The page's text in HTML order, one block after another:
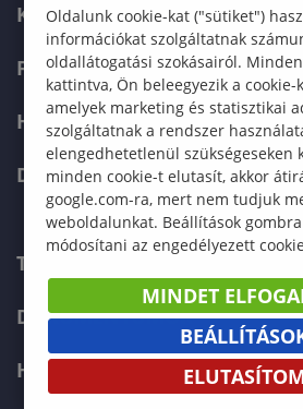
KÉPZÉSEK
FELVÉTELIZŐKNEK
HALLGATÓKNAK
DOKTORI ISKOLA
TELEFONKÖNYV
DOKUMENTUMOK
HÍREK
Oldalunk cookie-kat ("sütiket")
információkat szolgáltatnak
oldallátogatási szokásairól.
kattintva, Ön beleegyezik a cookie-
amelyek marketing és statisztikai
szolgáltatnak a rendszer
elengedhetetlenül szükségeseken
minden cookie-t elutasít, akkor
google.com-ra, mert nem tudjuk
weboldalunkat. Beállítások
módosítani az engedélyezett
MINDET